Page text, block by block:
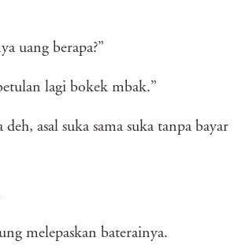
uang berapa?”
lagi bokek mbak.”
deh, asal suka sama suka tanpa bayar
melepaskan baterainya.